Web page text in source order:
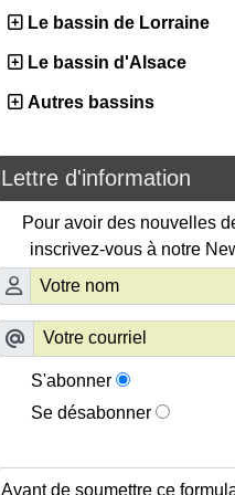
Le bassin de Lorraine
Le bassin d'Alsace
Autres bassins
Lettre d'information
Pour avoir des nouvelles
inscrivez-vous à notre
S'abonner
Se désabonner
Avant de soumettre ce